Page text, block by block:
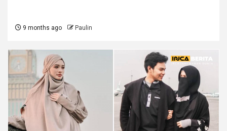
9 months ago Paulin